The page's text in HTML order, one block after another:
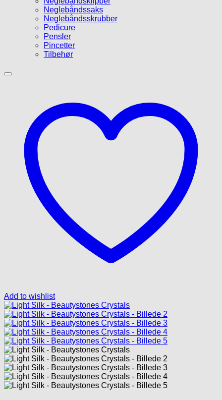
Neglebåndssaks
Neglebåndsskrubber
Pedicure
Pensler
Pincetter
Tilbehør
Add to wishlist